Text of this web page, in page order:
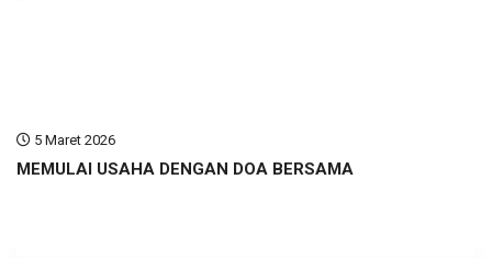
5 Maret 2026
MEMULAI USAHA DENGAN DOA BERSAMA